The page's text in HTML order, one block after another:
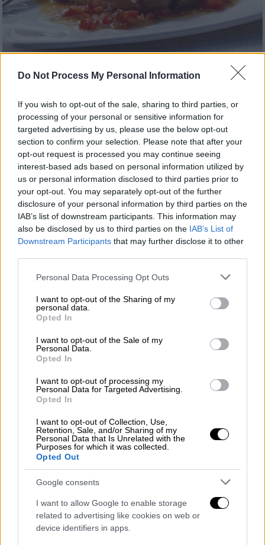
Do Not Process My Personal Information
If you wish to opt-out of the sale, sharing to third parties, or
processing of your personal or sensitive information for
targeted advertising by us, please use the below opt-out
section to confirm your selection. Please note that after your
opt-out request is processed you may continue seeing
interest-based ads based on personal information utilized by
us or personal information disclosed to third parties prior to
your opt-out. You may separately opt-out of the further
disclosure of your personal information by third parties on the
IAB’s list of downstream participants. This information may
also be disclosed by us to third parties on the IAB’s List of
Downstream Participants that may further disclose it to other
Please note that this website/app uses one or more Google
not limited to your visit or usage behaviour. You may click to
grant or deny consent to Google and its third-party tags to
use your data for below specified purposes in below Google
consent section.
Personal Data Processing Opt Outs
I want to opt-out of the Sharing of my
personal data.
Opted In
I want to opt-out of the Sale of my
Personal Data.
Opted In
I want to opt-out of processing my
Personal Data for Targeted Advertising.
Opted In
I want to opt-out of Collection, Use,
Retention, Sale, and/or Sharing of my
Personal Data that Is Unrelated with the
Purposes for which it was collected.
Opted Out
Google consents
I want to allow Google to enable storage
related to advertising like cookies on web or
device identifiers in apps.
Συνταγές| 30.05.2024 07:50
Κυρίως πιάτο - Μπριζόλες με σάλτσα
κόκκινη πιπεριάς
Ζουμερές και όλο νοστιμιά, οι μπριζόλες
αυτές σπάνε τη ρουτίνα του σχαροτήγανου.
Συνταγές|15.05.2024 07:32
Vegan λιχουδιά - Σούπερ υγιεινή πίτσα
με λαχανικά, βασιλικό και νιφάδες
βρώμης